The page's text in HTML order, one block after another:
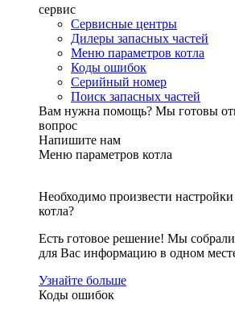
сервис
Сервисные центры
Дилеры запасных частей
Меню параметров котла
Коды ошибок
Серийный номер
Поиск запасных частей
Вам нужна помощь? Мы готовы
вопрос
Напишите нам
Меню параметров котла
Необходимо произвести
котла?
Есть готовое решение! Мы
для Вас информацию в одном
Узнайте больше
Коды ошибок